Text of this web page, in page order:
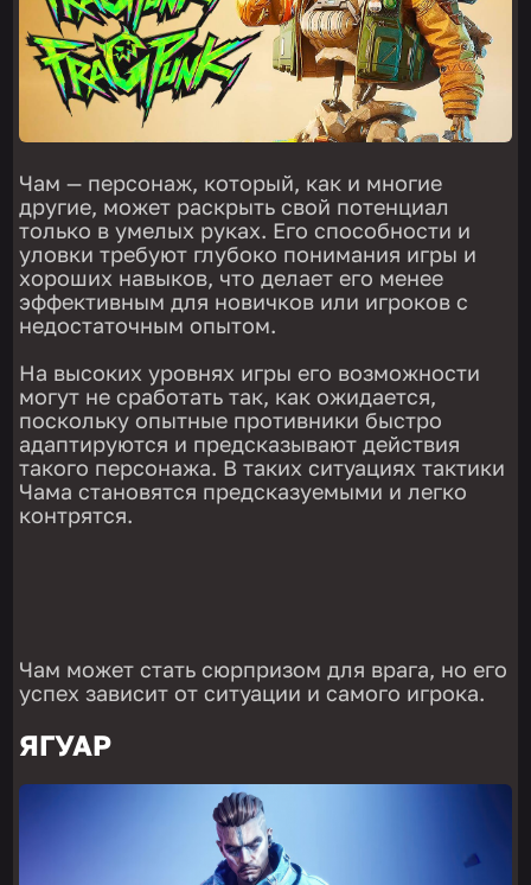
Чам — персонаж, который, как и многие
другие, может раскрыть свой потенциал
только в умелых руках. Его способности и
уловки требуют глубоко понимания игры и
хороших навыков, что делает его менее
эффективным для новичков или игроков с
недостаточным опытом.
На высоких уровнях игры его возможности
могут не сработать так, как ожидается,
поскольку опытные противники быстро
адаптируются и предсказывают действия
такого персонажа. В таких ситуациях тактики
Чама становятся предсказуемыми и легко
контрятся.
Чам может стать сюрпризом для врага, но его
успех зависит от ситуации и самого игрока.
ЯГУАР